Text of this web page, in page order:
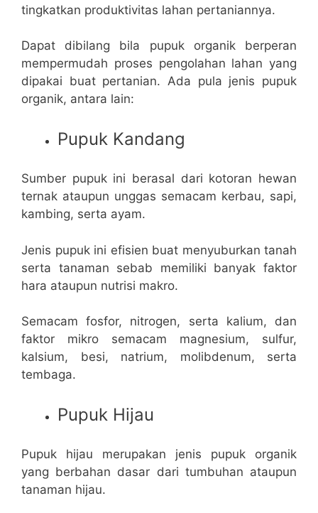
tingkatkan produktivitas lahan pertaniannya.
Dapat dibilang bila pupuk organik berperan
mempermudah proses pengolahan lahan yang
dipakai buat pertanian. Ada pula jenis pupuk
organik, antara lain:
Pupuk Kandang
Sumber pupuk ini berasal dari kotoran hewan
ternak ataupun unggas semacam kerbau, sapi,
kambing, serta ayam.
Jenis pupuk ini efisien buat menyuburkan tanah
serta tanaman sebab memiliki banyak faktor
hara ataupun nutrisi makro.
Semacam fosfor, nitrogen, serta kalium, dan
faktor mikro semacam magnesium, sulfur,
kalsium, besi, natrium, molibdenum, serta
tembaga.
Pupuk Hijau
Pupuk hijau merupakan jenis pupuk organik
yang berbahan dasar dari tumbuhan ataupun
tanaman hijau.